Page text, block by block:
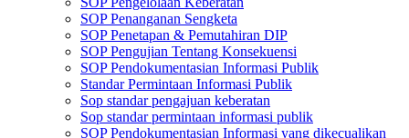
SOP Penanganan Sengketa
SOP Penetapan & Pemutahiran DIP
SOP Pengujian Tentang Konsekuensi
SOP Pendokumentasian Informasi Publik
Standar Permintaan Informasi Publik
Sop standar pengajuan keberatan
Sop standar permintaan informasi publik
SOP Pendokumentasian Informasi yang dikecualikan